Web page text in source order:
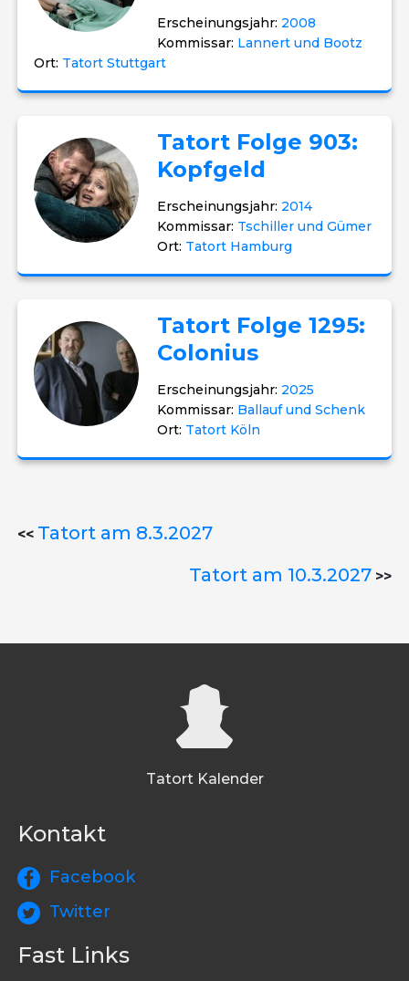
Erscheinungsjahr: 2008
Kommissar: Lannert und Bootz
Ort: Tatort Stuttgart
Tatort Folge 903:
Kopfgeld
Erscheinungsjahr: 2014
Kommissar: Tschiller und Gümer
Ort: Tatort Hamburg
Tatort Folge 1295:
Colonius
Erscheinungsjahr: 2025
Kommissar: Ballauf und Schenk
Ort: Tatort Köln
<< Tatort am 8.3.2027
Tatort am 10.3.2027 >>
Tatort Kalender
Kontakt
Facebook
Twitter
Fast Links